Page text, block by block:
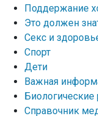
Поддержание
Это должен
Секс и
Спорт
Дети
Важная
Справочник